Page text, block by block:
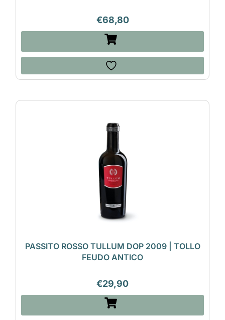
€68,80
PASSITO ROSSO TULLUM DOP 2009 | TOLLO
FEUDO ANTICO
€29,90